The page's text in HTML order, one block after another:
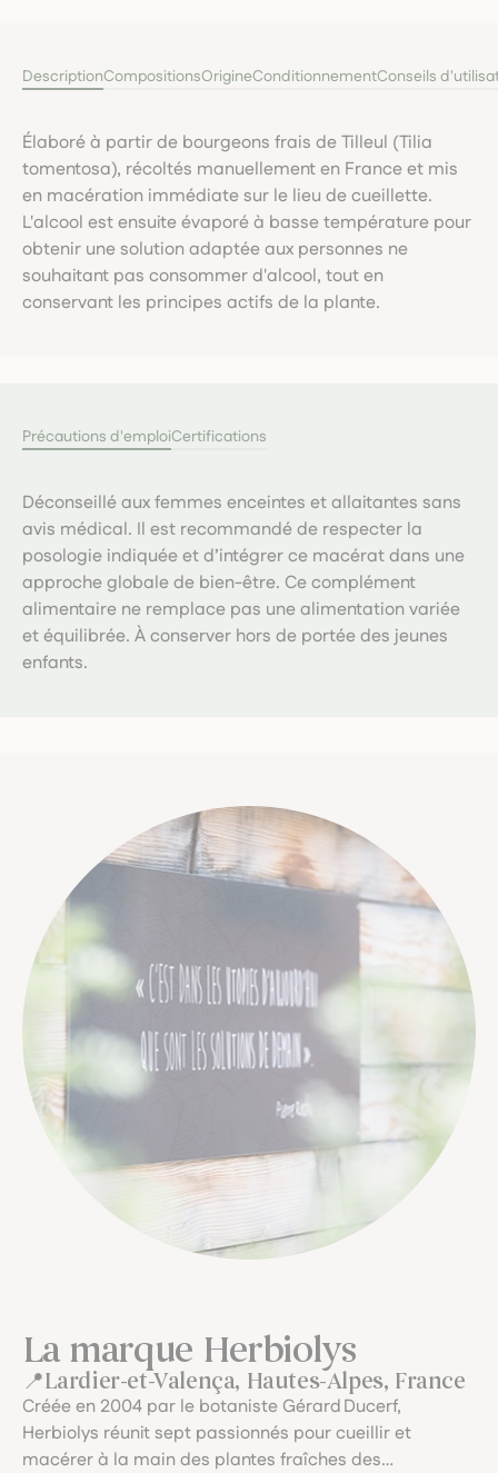
DescriptionCompositionsOrigineConditionnementConseils
Élaboré à partir de bourgeons frais de Tilleul (Tilia
tomentosa), récoltés manuellement en France et mis
en macération immédiate sur le lieu de cueillette.
L'alcool est ensuite évaporé à basse température pour
obtenir une solution adaptée aux personnes ne
souhaitant pas consommer d'alcool, tout en
conservant les principes actifs de la plante.
Précautions d'emploiCertifications
Déconseillé aux femmes enceintes et allaitantes sans
avis médical. Il est recommandé de respecter la
posologie indiquée et d’intégrer ce macérat dans une
approche globale de bien-être. Ce complément
alimentaire ne remplace pas une alimentation variée
et équilibrée. À conserver hors de portée des jeunes
enfants.
La marque Herbiolys
Lardier-et-Valença, Hautes-Alpes, France
Créée en 2004 par le botaniste Gérard Ducerf,
Herbiolys réunit sept passionnés pour cueillir et
macérer à la main des plantes fraîches des